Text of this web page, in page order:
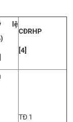
lệ
CĐRHP
[4]
TĐ 1